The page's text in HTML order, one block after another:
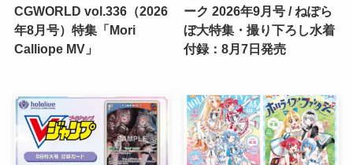
CGWORLD vol.336（2026
年8月号）特集「Mori
Calliope MV」
ーク 2026年9月号 / ねぽら
ぼ大特集・撮り下ろし水着
付録：8月7日発売